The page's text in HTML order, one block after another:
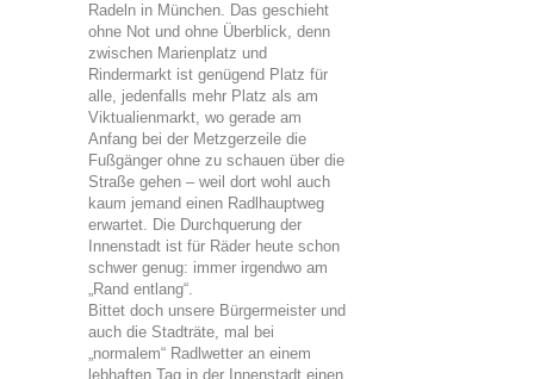
Radeln in München. Das geschieht
ohne Not und ohne Überblick, denn
zwischen Marienplatz und
Rindermarkt ist genügend Platz für
alle, jedenfalls mehr Platz als am
Viktualienmarkt, wo gerade am
Anfang bei der Metzgerzeile die
Fußgänger ohne zu schauen über die
Straße gehen – weil dort wohl auch
kaum jemand einen Radlhauptweg
erwartet. Die Durchquerung der
Innenstadt ist für Räder heute schon
schwer genug: immer irgendwo am
„Rand entlang“.
Bittet doch unsere Bürgermeister und
auch die Stadträte, mal bei
„normalem“ Radlwetter an einem
lebhaften Tag in der Innenstadt einen